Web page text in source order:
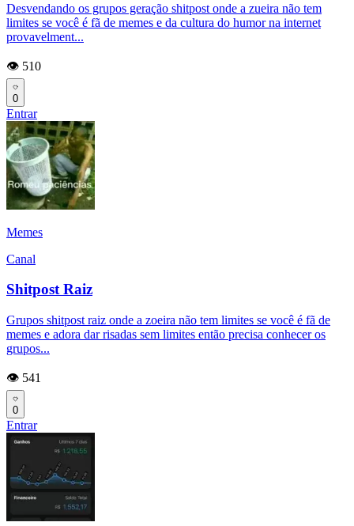
Desvendando os grupos geração shitpost onde a zueira não tem
limites se você é fã de memes e da cultura do humor na internet
provavelment...
👁️ 510
0
Entrar
Memes
Canal
Shitpost Raiz
Grupos shitpost raiz onde a zoeira não tem limites se você é fã de
memes e adora dar risadas sem limites então precisa conhecer os
grupos...
👁️ 541
0
Entrar